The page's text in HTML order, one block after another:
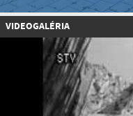
VIDEOGALÉRIA